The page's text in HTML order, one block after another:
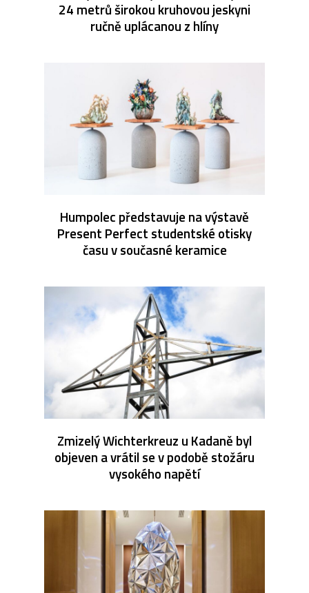
24 metrů širokou kruhovou jeskyni
ručně uplácanou z hlíny
Humpolec představuje na výstavě
Present Perfect studentské otisky
času v současné keramice
Zmizelý Wichterkreuz u Kadaně byl
objeven a vrátil se v podobě stožáru
vysokého napětí